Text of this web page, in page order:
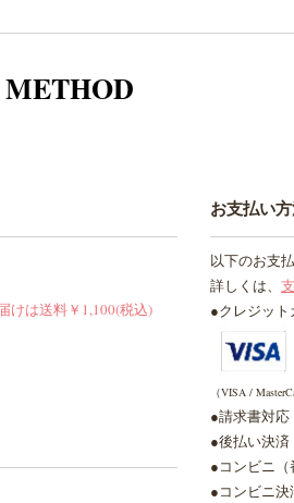
けは送料￥1,100(税込)
お支払い
以下のお支
詳しくは、
●クレジット
（VISA /
●請求書対応
●後払い決済
●コンビニ
●コンビニ決